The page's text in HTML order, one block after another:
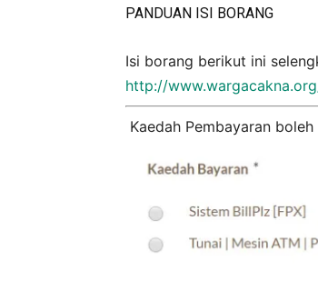
PANDUAN ISI BORANG
Isi borang berikut ini
http://
Kaedah Pembayaran boleh